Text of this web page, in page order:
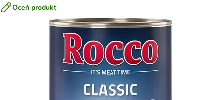
Oceń produkt